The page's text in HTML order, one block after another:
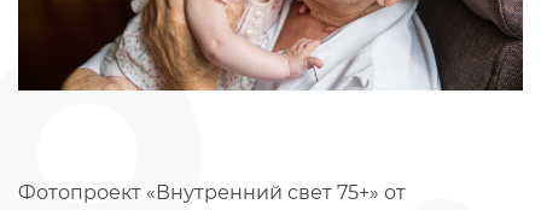
Фотопроект «Внутренний свет 75+» от